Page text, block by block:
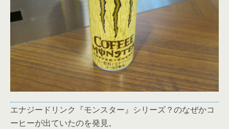
エナジードリンク『モンスター』シリーズ？のなぜかコ
ーヒーが出ていたのを発見。